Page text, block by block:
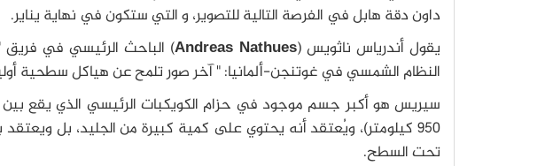
داون دقة هابل في الفرصة التالية للتصوير، و التي ستكون في نهاية يناير.
يقول أندرياس ناثويس (Andreas Nathues) الباحث الرئيسي في فريق
النظام الشمسي في غوتنجن-ألمانيا: " آخر صور تلمح عن هياكل سطحية
950 كيلومتر)، ويُعتقد أنه يحتوي على كمية كبيرة من الجليد، بل
تحت السطح.